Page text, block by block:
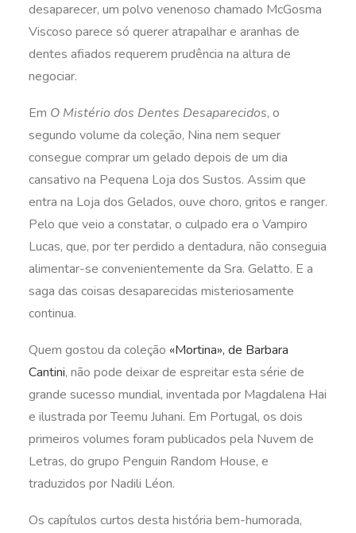
desaparecer, um polvo venenoso chamado McGosma
Viscoso parece só querer atrapalhar e aranhas de
dentes afiados requerem prudência na altura de
negociar.
Em O Mistério dos Dentes Desaparecidos, o
segundo volume da coleção, Nina nem sequer
consegue comprar um gelado depois de um dia
cansativo na Pequena Loja dos Sustos. Assim que
entra na Loja dos Gelados, ouve choro, gritos e ranger.
Pelo que veio a constatar, o culpado era o Vampiro
Lucas, que, por ter perdido a dentadura, não conseguia
alimentar-se convenientemente da Sra. Gelatto. E a
saga das coisas desaparecidas misteriosamente
continua.
Quem gostou da coleção «Mortina», de Barbara
Cantini, não pode deixar de espreitar esta série de
grande sucesso mundial, inventada por Magdalena Hai
e ilustrada por Teemu Juhani. Em Portugal, os dois
primeiros volumes foram publicados pela Nuvem de
Letras, do grupo Penguin Random House, e
traduzidos por Nadili Léon.
Os capítulos curtos desta história bem-humorada,